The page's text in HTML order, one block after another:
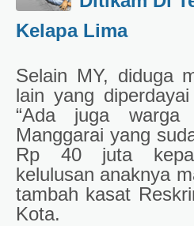
Kelapa Lima
Selain MY, diduga
lain yang
“Ada juga warga
Manggarai yang
Rp 40 juta
kelulusan anaknya
tambah kasat
Kota.